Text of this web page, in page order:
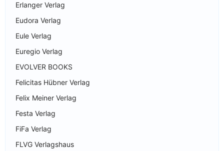
Erlanger Verlag
Eudora Verlag
Eule Verlag
Euregio Verlag
EVOLVER BOOKS
Felicitas Hübner Verlag
Felix Meiner Verlag
Festa Verlag
FiFa Verlag
FLVG Verlagshaus